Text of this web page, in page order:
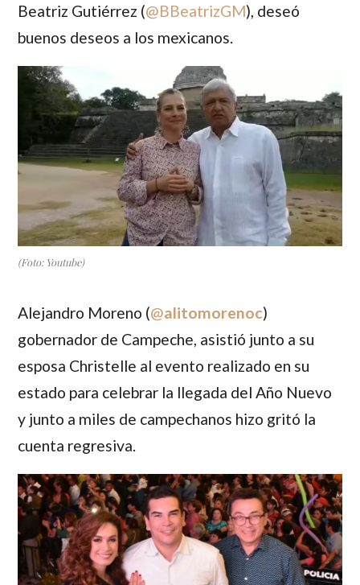
Beatriz Gutiérrez (@BBeatrizGM), deseó
buenos deseos a los mexicanos.
(Foto: Youtube)
Alejandro Moreno (@alitomorenoc)
gobernador de Campeche, asistió junto a su
esposa Christelle al evento realizado en su
estado para celebrar la llegada del Año Nuevo
y junto a miles de campechanos hizo gritó la
cuenta regresiva.